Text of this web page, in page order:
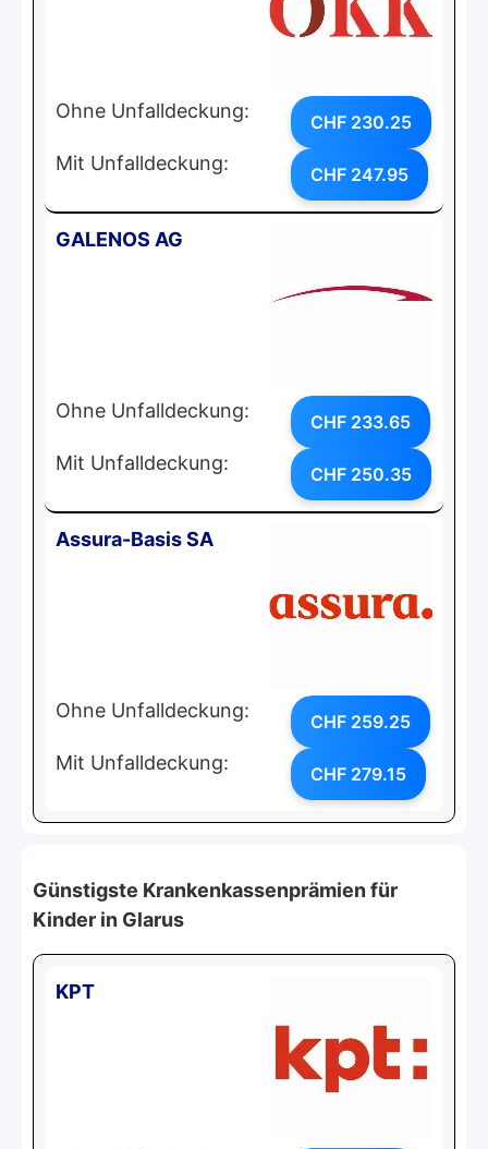
Ohne Unfalldeckung: CHF 230.25
Mit Unfalldeckung: CHF 247.95
GALENOS AG
Ohne Unfalldeckung: CHF 233.65
Mit Unfalldeckung: CHF 250.35
Assura-Basis SA
Ohne Unfalldeckung: CHF 259.25
Mit Unfalldeckung: CHF 279.15
Günstigste Krankenkassenprämien für
Kinder in Glarus
KPT